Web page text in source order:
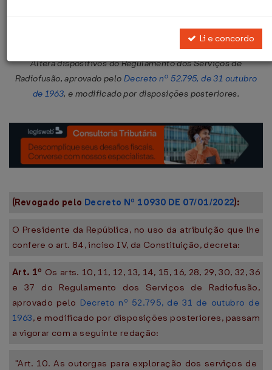
Publicado no DOU em 29 nov 1995
Altera dispositivos do Regulamento dos Serviços de
Radiofusão, aprovado pelo Decreto nº 52.795, de 31 outubro
de 1963, e modificado por disposições posteriores.
(Revogado pelo Decreto Nº 10930 DE 07/01/2022):
O Presidente da República, no uso da atribuição que lhe
confere o art. 84, inciso IV, da Constituição, decreta:
Art. 1º Os arts. 10, 11, 12, 13, 14, 15, 16, 28, 29, 30, 32, 36
e 37 do Regulamento dos Serviços de Radiofusão,
aprovado pelo Decreto nº 52.795, de 31 de outubro de
1963, e modificado por disposições posteriores, passam
a vigorar com a seguinte redação:
"Art. 10. As outorgas para exploração dos serviços de
Li e concordo